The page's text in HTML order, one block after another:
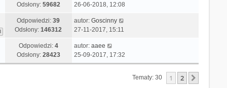
Odsłony: 59682
26-06-2018, 12:08
Odpowiedzi:39
Odsłony:146312
autor: Goscinny
27-11-2017, 15:11
Odpowiedzi: 4
Odsłony: 28423
autor: aaee
25-09-2017, 17:32
Tematy: 30 1 2